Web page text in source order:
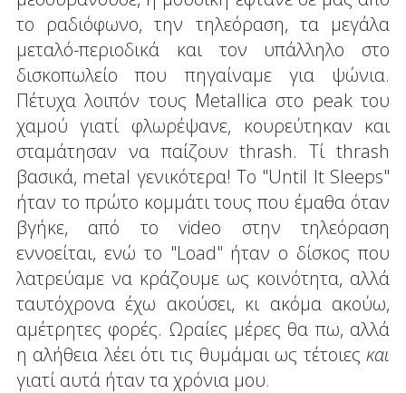
το ραδιόφωνο, την τηλεόραση, τα μεγάλα
μεταλό-περιοδικά και τον υπάλληλο στο
δισκοπωλείο που πηγαίναμε για ψώνια.
Πέτυχα λοιπόν τους Metallica στο peak του
χαμού γιατί φλωρέψανε, κουρεύτηκαν και
σταμάτησαν να παίζουν thrash. Τί thrash
βασικά, metal γενικότερα! Το "Until It Sleeps"
ήταν το πρώτο κομμάτι τους που έμαθα όταν
βγήκε, από το video στην τηλεόραση
εννοείται, ενώ το "Load" ήταν ο δίσκος που
λατρεύαμε να κράζουμε ως κοινότητα, αλλά
ταυτόχρονα έχω ακούσει, κι ακόμα ακούω,
αμέτρητες φορές. Ωραίες μέρες θα πω, αλλά
η αλήθεια λέει ότι τις θυμάμαι ως τέτοιεςκαι
γιατί αυτά ήταν τα χρόνια μου.